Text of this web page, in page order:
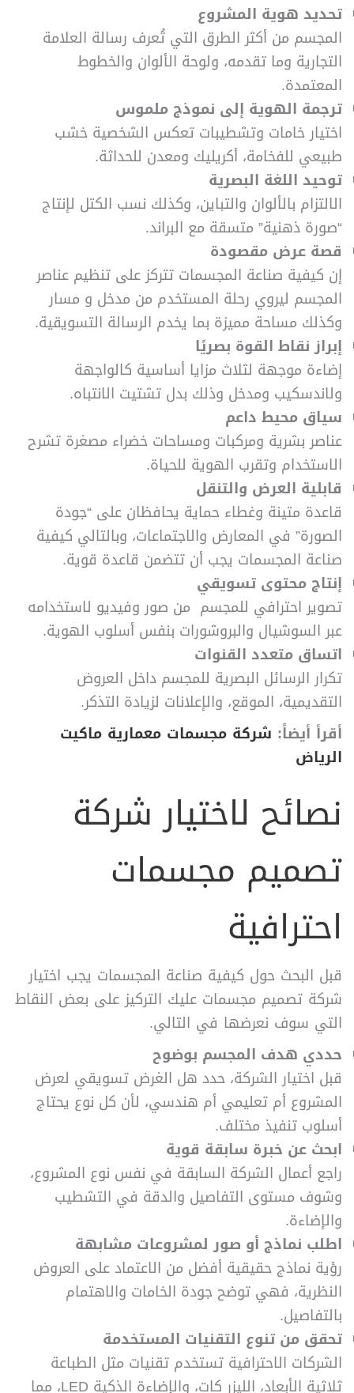
تحديد هوية المشروع
المجسم من أكثر الطرق التي تُعرف رسالة العلامة
التجارية وما تقدمه، ولوحة الألوان والخطوط
المعتمدة.
ترجمة الهوية إلى نموذج ملموس
اختيار خامات وتشطيبات تعكس الشخصية خشب
طبيعي للفخامة، أكريليك ومعدن للحداثة.
توحيد اللغة البصرية
الالتزام بالألوان والتباين، وكذلك نسب الكتل لإنتاج
“صورة ذهنية” متسقة مع البراند.
قصة عرض مقصودة
إن كيفية صناعة المجسمات تتركز على تنظيم عناصر
المجسم ليروي رحلة المستخدم من مدخل و مسار
وكذلك مساحة مميزة بما يخدم الرسالة التسويقية.
إبراز نقاط القوة بصريًا
إضاءة موجهة لثلاث مزايا أساسية كالواجهة
ولاندسكيب ومدخل وذلك بدل تشتيت الانتباه.
سياق محيط داعم
عناصر بشرية ومركبات ومساحات خضراء مصغرة تشرح
الاستخدام وتقرب الهوية للحياة.
قابلية العرض والتنقل
قاعدة متينة وغطاء حماية يحافظان على “جودة
الصورة” في المعارض والاجتماعات، وبالتالي كيفية
صناعة المجسمات يجب أن تتضمن قاعدة قوية.
إنتاج محتوى تسويقي
تصوير احترافي للمجسم من صور وفيديو لاستخدامه
عبر السوشيال والبروشورات بنفس أسلوب الهوية.
اتساق متعدد القنوات
تكرار الرسائل البصرية للمجسم داخل العروض
التقديمية، الموقع، والإعلانات لزيادة التذكر.
أقرأ أيضاً: شركة مجسمات معمارية ماكيت
الرياض
نصائح لاختيار شركة
تصميم مجسمات
احترافية
قبل البحث حول كيفية صناعة المجسمات يجب اختيار
شركة تصميم مجسمات عليك التركيز على بعض النقاط
التي سوف نعرضها في التالي.
حددي هدف المجسم بوضوح
قبل اختيار الشركة، حدد هل الغرض تسويقي لعرض
المشروع أم تعليمي أم هندسي، لأن كل نوع يحتاج
أسلوب تنفيذ مختلف.
ابحث عن خبرة سابقة قوية
راجع أعمال الشركة السابقة في نفس نوع المشروع،
وشوف مستوى التفاصيل والدقة في التشطيب
والإضاءة.
اطلب نماذج أو صور لمشروعات مشابهة
رؤية نماذج حقيقية أفضل من الاعتماد على العروض
النظرية، فهي توضح جودة الخامات والاهتمام
بالتفاصيل.
تحقق من تنوع التقنيات المستخدمة
الشركات الاحترافية تستخدم تقنيات مثل الطباعة
ثلاثية الأبعاد، الليزر كات، والإضاءة الذكية LED، مما